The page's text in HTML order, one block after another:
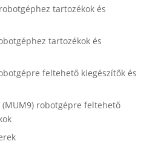
tartozékok és
tartozékok és
feltehető kiegészítők és
robotgépre feltehető